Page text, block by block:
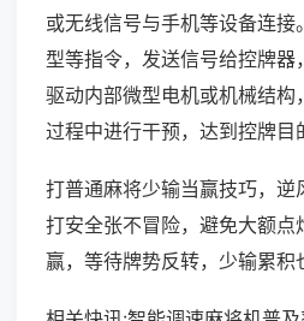
或无线信号与手机等设备连
型等指令，发送信号给控牌
驱动内部微型电机或机械结构
过程中进行干预，达到控牌目
打普通麻将少输当赢技巧，逆
打安全张不冒险，避免大额点
赢，等待牌势反转，少输累积